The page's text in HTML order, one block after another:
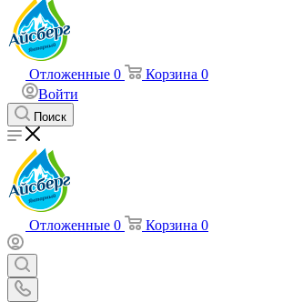
Отложенные 0 Корзина 0
Войти
Поиск
Отложенные 0 Корзина 0